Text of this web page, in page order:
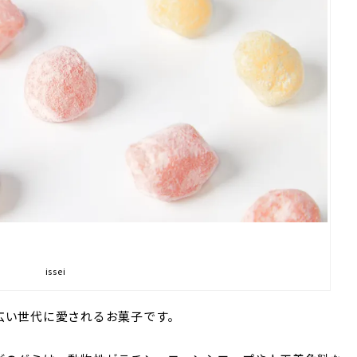
issei
世代に愛されるお菓子です。